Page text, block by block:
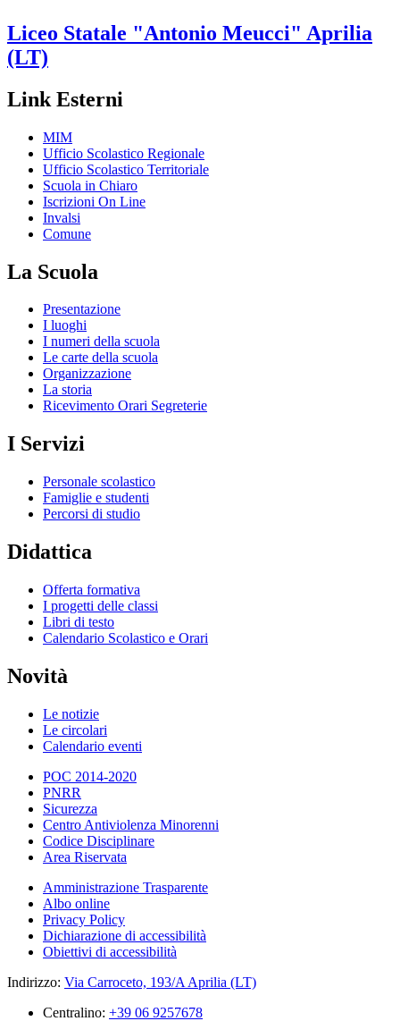
Liceo Statale "Antonio Meucci" Aprilia
(LT)
Link Esterni
MIM
Ufficio Scolastico Regionale
Ufficio Scolastico Territoriale
Scuola in Chiaro
Iscrizioni On Line
Invalsi
Comune
La Scuola
Presentazione
I luoghi
I numeri della scuola
Le carte della scuola
Organizzazione
La storia
Ricevimento Orari Segreterie
I Servizi
Personale scolastico
Famiglie e studenti
Percorsi di studio
Didattica
Offerta formativa
I progetti delle classi
Libri di testo
Calendario Scolastico e Orari
Novità
Le notizie
Le circolari
Calendario eventi
POC 2014-2020
PNRR
Sicurezza
Centro Antiviolenza Minorenni
Codice Disciplinare
Area Riservata
Amministrazione Trasparente
Albo online
Privacy Policy
Dichiarazione di accessibilità
Obiettivi di accessibilità
Indirizzo: Via Carroceto, 193/A Aprilia (LT)
Centralino: +39 06 9257678